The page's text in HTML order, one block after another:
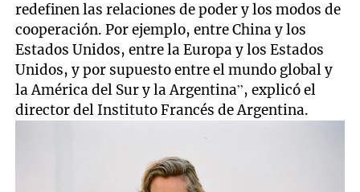
redefinen las relaciones de poder y los modos de
cooperación. Por ejemplo, entre China y los
Estados Unidos, entre la Europa y los Estados
Unidos, y por supuesto entre el mundo global y
la América del Sur y la Argentina”, explicó el
director del Instituto Francés de Argentina.